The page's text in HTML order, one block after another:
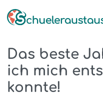
Das beste
ich mich
konnte!